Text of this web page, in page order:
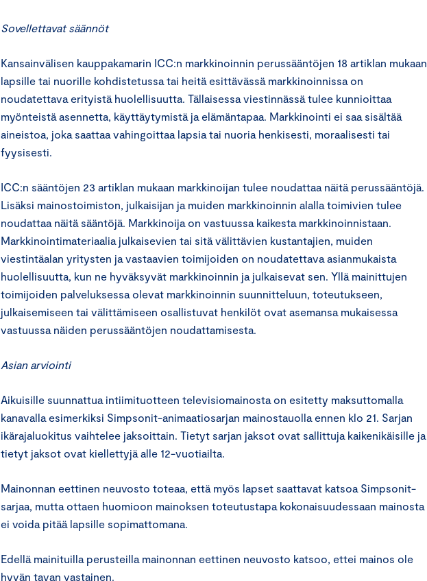
Sovellettavat säännöt
Kansainvälisen kauppakamarin ICC:n markkinoinnin perussääntöjen 18 artiklan mukaan
lapsille tai nuorille kohdistetussa tai heitä esittävässä markkinoinnissa on
noudatettava erityistä huolellisuutta. Tällaisessa viestinnässä tulee kunnioittaa
myönteistä asennetta, käyttäytymistä ja elämäntapaa. Markkinointi ei saa sisältää
aineistoa, joka saattaa vahingoittaa lapsia tai nuoria henkisesti, moraalisesti tai
fyysisesti.
ICC:n sääntöjen 23 artiklan mukaan markkinoijan tulee noudattaa näitä perussääntöjä.
Lisäksi mainostoimiston, julkaisijan ja muiden markkinoinnin alalla toimivien tulee
noudattaa näitä sääntöjä. Markkinoija on vastuussa kaikesta markkinoinnistaan.
Markkinointimateriaalia julkaisevien tai sitä välittävien kustantajien, muiden
viestintäalan yritysten ja vastaavien toimijoiden on noudatettava asianmukaista
huolellisuutta, kun ne hyväksyvät markkinoinnin ja julkaisevat sen. Yllä mainittujen
toimijoiden palveluksessa olevat markkinoinnin suunnitteluun, toteutukseen,
julkaisemiseen tai välittämiseen osallistuvat henkilöt ovat asemansa mukaisessa
vastuussa näiden perussääntöjen noudattamisesta.
Asian arviointi
Aikuisille suunnattua intiimituotteen televisiomainosta on esitetty maksuttomalla
kanavalla esimerkiksi Simpsonit-animaatiosarjan mainostauolla ennen klo 21. Sarjan
ikärajaluokitus vaihtelee jaksoittain. Tietyt sarjan jaksot ovat sallittuja kaikenikäisille ja
tietyt jaksot ovat kiellettyjä alle 12-vuotiailta.
Mainonnan eettinen neuvosto toteaa, että myös lapset saattavat katsoa Simpsonit-
sarjaa, mutta ottaen huomioon mainoksen toteutustapa kokonaisuudessaan mainosta
ei voida pitää lapsille sopimattomana.
Edellä mainituilla perusteilla mainonnan eettinen neuvosto katsoo, ettei mainos ole
hyvän tavan vastainen.